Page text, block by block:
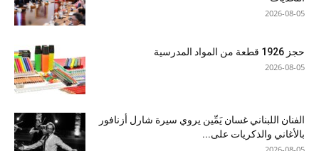
2026-08-05
حجز 1926 قطعة من المواد المدرسية
2026-08-05
الفنان اللبناني غسان يَمِّين يروي سيرة شارل أزنافور
بالأغاني والذكريات على...